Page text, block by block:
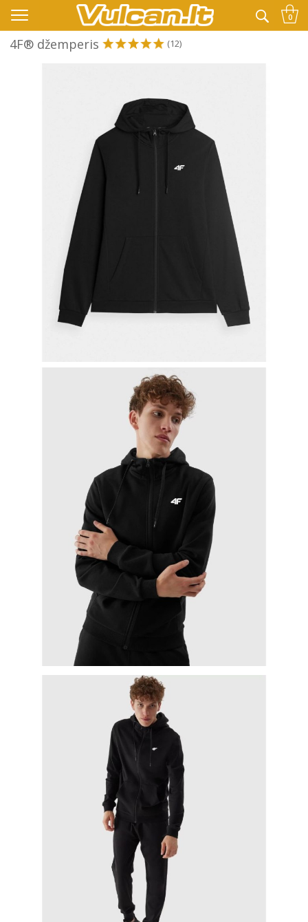
👉 -10% KODAS VISKAM PAPILDOMAI: VASARA 0
4F® džemperis (12)